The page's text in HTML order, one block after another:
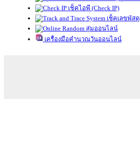
เช็คไอพี (Check IP)
เช็คเลขพัสดุ
สุ่มออนไลน์
เครื่องมือคำนวณวันออนไลน์